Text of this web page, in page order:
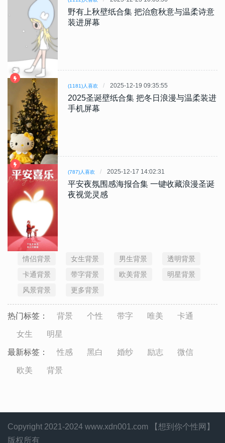
野有上秋壁纸合集 把治愈秋意与温柔诗意
装进屏幕
(1181)人喜欢 2025-12-19 09:35:55
2025圣诞壁纸合集 把冬日浪漫与温柔装进
手机屏幕
(787)人喜欢 2025-12-17 14:02:31
平安夜氛围感海报合集 一键收藏浪漫圣诞
夜视觉灵感
情侣背景 女生背景 男生背景
透明背景
卡通背景
带字背景 欧美背景
明星背景
风景背景
更多背景
热门标签： 背景 个性 带字 唯美 卡通
女生 明星
最新标签： 性感 黑白 婚纱 励志 微信
欧美 背景
Copyright 2021-2024 www.xdn001.com 【想到你个性网】
版权所有